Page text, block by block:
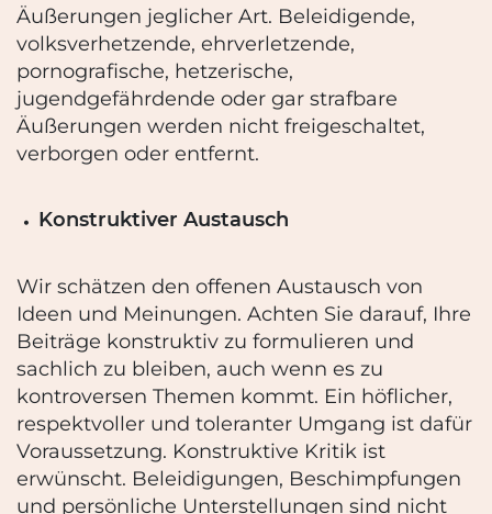
Äußerungen jeglicher Art. Beleidigende,
volksverhetzende, ehrverletzende,
pornografische, hetzerische,
jugendgefährdende oder gar strafbare
Äußerungen werden nicht freigeschaltet,
verborgen oder entfernt.
Konstruktiver Austausch
Wir schätzen den offenen Austausch von
Ideen und Meinungen. Achten Sie darauf, Ihre
Beiträge konstruktiv zu formulieren und
sachlich zu bleiben, auch wenn es zu
kontroversen Themen kommt. Ein höflicher,
respektvoller und toleranter Umgang ist dafür
Voraussetzung. Konstruktive Kritik ist
erwünscht. Beleidigungen, Beschimpfungen
und persönliche Unterstellungen sind nicht